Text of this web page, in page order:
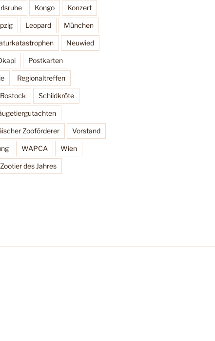
Kongo Konzert
Leopard München
Neuwied
Postkarten
Regionaltreffen
Rostock Schildkröte
Zooförderer Vorstand
WAPCA Wien
Zootier des Jahres